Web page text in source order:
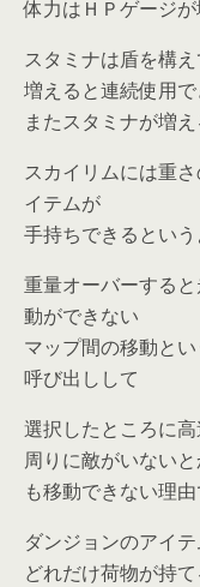
体力はＨＰゲージ
スタミナは盾を構
増えると連続使用
またスタミナが増
スカイリムには重
イテムが
手持ちできるとい
重量オーバーする
動ができない
マップ間の移動と
呼び出しして
選択したところに
周りに敵がいない
も移動できない理
ダンジョンのアイ
どれだけ荷物が持